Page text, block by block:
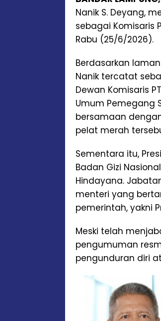
Nanik S. Deyang,
sebagai Komisaris
Rabu (25/6/2026).
Berdasarkan
Nanik tercatat
Dewan Komisaris
Umum Pemegang
bersamaan
pelat merah
Sementara itu,
Badan Gizi
Hindayana.
menteri yang
pemerintah, yakni
Meski telah
pengumuman
pengunduran diri